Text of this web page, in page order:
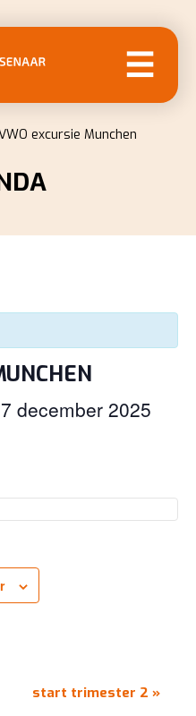
excursie Munchen
december 2025
start trimester 2 »